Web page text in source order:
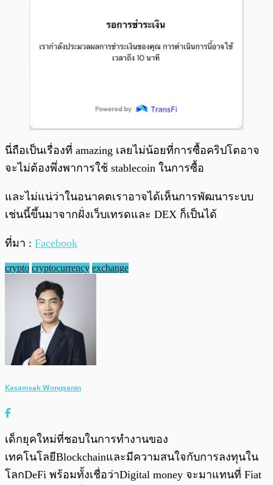
นี่ถือเป็นเรื่องที่ amazing เลยไม่น้อยที่การซื้อคริปโตอาจ
จะไม่ต้องพึ่งพาการใช้ stablecoin ในการซื้อ
และไม่แน่ว่าในอนาคตเราอาจได้เห็นการพัฒนาระบบ
เช่นนี้ขึ้นมาจากฝั่งเว็บเทรดและ DEX ก็เป็นได้
ที่มา : Facebook
crypto cryptocurrency exchange
Kasamsak Wongsanin
เด็กยุคใหม่ที่ชอบในการทำงานของ
เทคโนโลยีBlockchainและมีความสนใจกับการลงทุนใน
โลกDeFi พร้อมทั้งเชื่อว่าDigital money จะมาแทนที่ Fiat